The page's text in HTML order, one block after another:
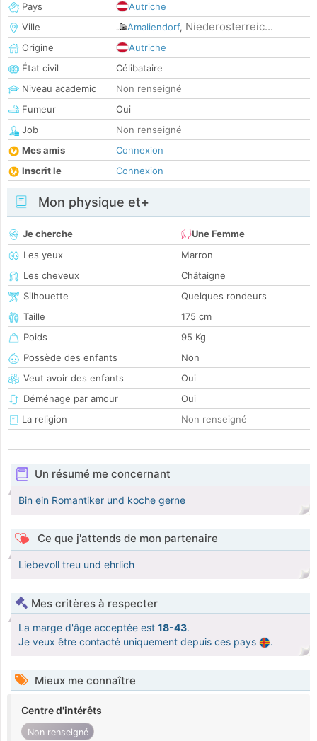
Pays
Autriche
Ville
Amaliendorf, Niederosterreic...
Origine
Autriche
État civil
Célibataire
Niveau academic
Non renseigné
Fumeur
Oui
Job
Non renseigné
Mes amis
Connexion
Inscrit le
Connexion
Mon physique et+
Je cherche
Une Femme
Les yeux
Marron
Les cheveux
Châtaigne
Silhouette
Quelques rondeurs
Taille
175 cm
Poids
95 Kg
Possède des enfants
Non
Veut avoir des enfants
Oui
Déménage par amour
Oui
La religion
Non renseigné
Un résumé me concernant
Bin ein Romantiker und koche gerne
Ce que j'attends de mon partenaire
Liebevoll treu und ehrlich
Mes critères à respecter
La marge d'âge acceptée est 18-43.
Je veux être contacté uniquement depuis ces pays
.
Mieux me connaître
Centre d'intérêts
Non renseigné